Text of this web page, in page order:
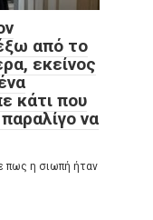
από το
εκείνος
κάτι που
να
πως η σιωπή ήταν